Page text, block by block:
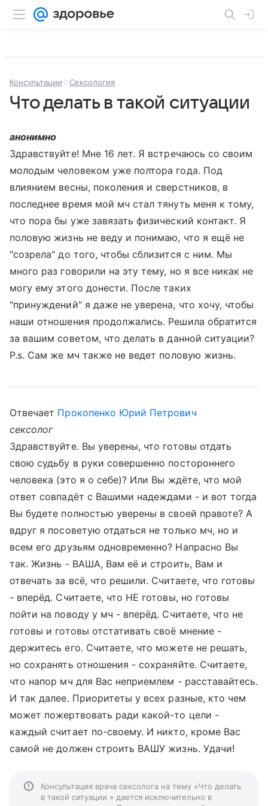
Консультации Сексология
Что делать в такой ситуации
анонимно
Здравствуйте! Мне 16 лет. Я встречаюсь со своим
молодым человеком уже полтора года. Под
влиянием весны, поколения и сверстников, в
последнее время мой мч стал тянуть меня к тому,
что пора бы уже завязать физический контакт. Я
половую жизнь не веду и понимаю, что я ещё не
"созрела" до того, чтобы сблизится с ним. Мы
много раз говорили на эту тему, но я все никак не
могу ему этого донести. После таких
"принуждений" я даже не уверена, что хочу, чтобы
наши отношения продолжались. Решила обратится
за вашим советом, что делать в данной ситуации?
P.s. Сам же мч также не ведет половую жизнь.
Отвечает Прокопенко Юрий Петрович
сексолог
Здравствуйте. Вы уверены, что готовы отдать
свою судьбу в руки совершенно постороннего
человека (это я о себе)? Или Вы ждёте, что мой
ответ совпадёт с Вашими надеждами - и вот тогда
Вы будете полностью уверены в своей правоте? А
вдруг я посоветую отдаться не только мч, но и
всем его друзьям одновременно? Напрасно Вы
так. Жизнь - ВАША, Вам её и строить, Вам и
отвечать за всё, что решили. Считаете, что готовы
- вперёд. Считаете, что НЕ готовы, но готовы
пойти на поводу у мч - вперёд. Считаете, что не
готовы и готовы отстативать своё мнение -
держитесь его. Считаете, что можете не решать,
но сохранять отношения - сохраняйте. Считаете,
что напор мч для Вас неприемлем - расставайтесь.
И так далее. Приоритеты у всех разные, кто чем
может пожертвовать ради какой-то цели -
каждый считает по-своему. И никто, кроме Вас
самой не должен строить ВАШУ жизнь. Удачи!
Консультация врача сексолога на тему «Что делать
в такой ситуации » дается исключительно в